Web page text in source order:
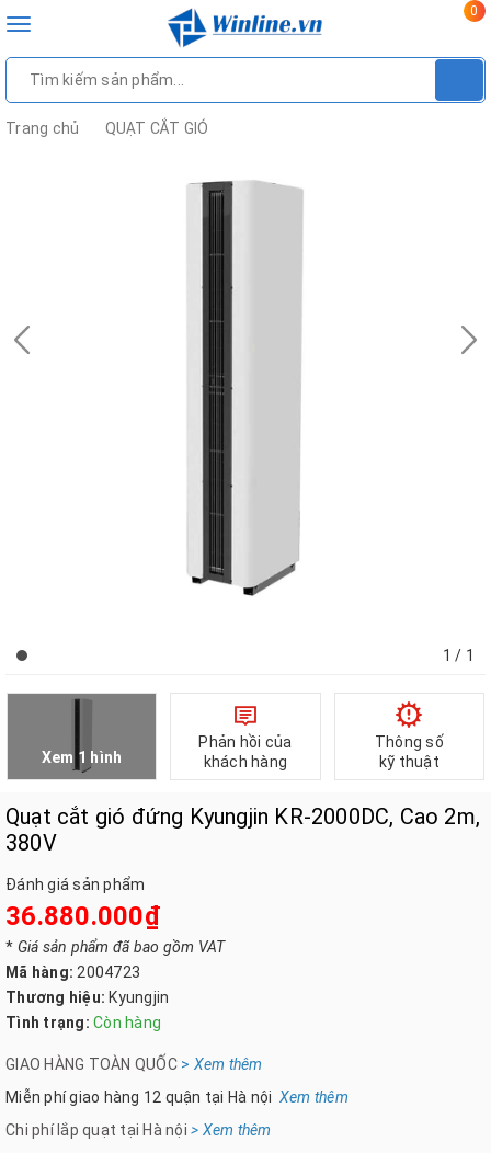
Toggle
0
Trang chủ QUẠT CẮT GIÓ
1 / 1
Xem 1 hình
Phản hồi của
khách hàng
Thông số
kỹ thuật
Quạt cắt gió đứng Kyungjin KR-2000DC, Cao 2m,
380V
Đánh giá sản phẩm
36.880.000₫
* Giá sản phẩm đã bao gồm VAT
Mã hàng: 2004723
Thương hiệu: Kyungjin
Tình trạng: Còn hàng
GIAO HÀNG TOÀN QUỐC > Xem thêm
Miễn phí giao hàng 12 quận tại Hà nội Xem thêm
Chi phí lắp quạt tại Hà nội > Xem thêm